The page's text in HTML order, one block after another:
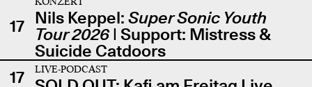
17 Nils Keppel: Super Sonic Youth
Tour 2026| Support: Mistress &
Suicide Catdoors
17
LIVE-PODCAST